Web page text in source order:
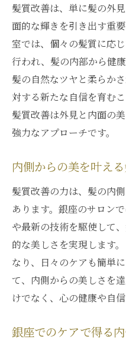
髪質改善は、単に髪の外
面的な輝きを引き出す重
室では、個々の髪質に応
行われ、髪の内部から健
髪の自然なツヤと柔らか
対する新たな自信を育む
髪質改善は外見と内面の
強力なアプローチです。
内側からの美を叶え
髪質改善の力は、髪の内
あります。銀座のサロン
や最新の技術を駆使して
的な美しさを実現します
なり、日々のケアも簡単
て、内側からの美しさを
けでなく、心の健康や自
銀座でのケアで得る